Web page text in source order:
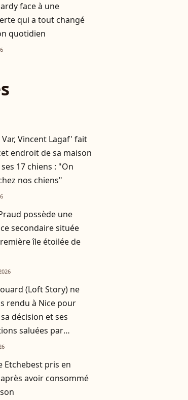
face à une
qui a tout changé
quotidien
Var, Vincent Lagaf' fait
endroit de sa maison
17 chiens : "On
nos chiens"
possède une
secondaire située
île étoilée de
(Loft Story) ne
rendu à Nice pour
décision et ses
saluées par
Etchebest pris en
avoir consommé